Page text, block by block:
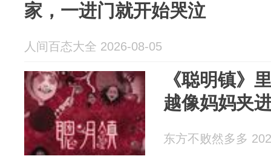
家，一进门就开始哭泣
人间百态大全 2026-08-05
《聪明镇》
越像妈妈夹
东方不败然多多